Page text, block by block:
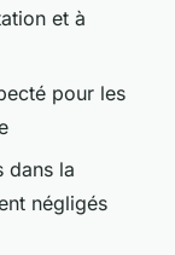
et à
pour les
dans la
négligés